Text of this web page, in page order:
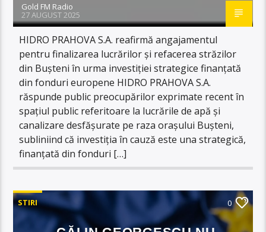
Gold FM Radio
27 AUGUST 2025
HIDRO PRAHOVA S.A. reafirmă angajamentul
pentru finalizarea lucrărilor și refacerea străzilor
din Bușteni în urma investiției strategice finanțată
din fonduri europene HIDRO PRAHOVA S.A.
răspunde public preocupărilor exprimate recent în
spațiul public referitoare la lucrările de apă și
canalizare desfășurate pe raza orașului Bușteni,
subliniind că investiția în cauză este una strategică,
finanțată din fonduri […]
STIRI 0